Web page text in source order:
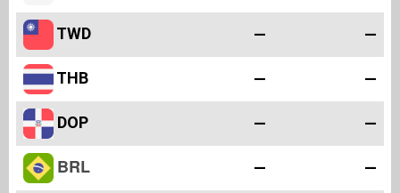
TWD — —
THB — —
DOP — —
BRL — —